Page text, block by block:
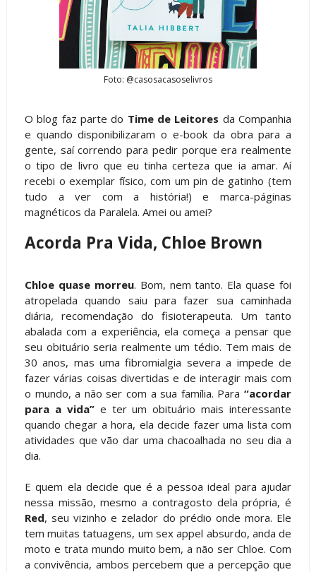
Foto: @casosacasoselivros
O blog faz parte do Time de Leitores da Companhia
e quando disponibilizaram o e-book da obra para a
gente, saí correndo para pedir porque era realmente
o tipo de livro que eu tinha certeza que ia amar. Aí
recebi o exemplar físico, com um pin de gatinho (tem
tudo a ver com a história!) e marca-páginas
magnéticos da Paralela. Amei ou amei?
Acorda Pra Vida, Chloe Brown
Chloe quase morreu. Bom, nem tanto. Ela quase foi
atropelada quando saiu para fazer sua caminhada
diária, recomendação do fisioterapeuta. Um tanto
abalada com a experiência, ela começa a pensar que
seu obituário seria realmente um tédio. Tem mais de
30 anos, mas uma fibromialgia severa a impede de
fazer várias coisas divertidas e de interagir mais com
o mundo, a não ser com a sua família. Para“acordar
para a vida”e ter um obituário mais interessante
quando chegar a hora, ela decide fazer uma lista com
atividades que vão dar uma chacoalhada no seu dia a
dia.
E quem ela decide que é a pessoa ideal para ajudar
nessa missão, mesmo a contragosto dela própria, é
Red, seu vizinho e zelador do prédio onde mora. Ele
tem muitas tatuagens, um sex appel absurdo, anda de
moto e trata mundo muito bem, a não ser Chloe. Com
a convivência, ambos percebem que a percepção que